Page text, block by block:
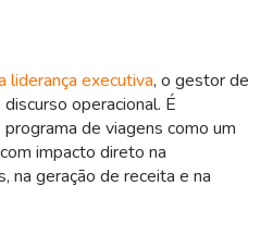
liderança executiva, o gestor de
operacional. É
de viagens como um
impacto direto na
na geração de receita e na